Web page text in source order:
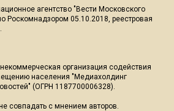
агентство "Вести Московского
Роскомнадзором 05.10.2018, реестровая
организация содействия
населения "Медиахолдинг
(ОГРН 1187700006328).
совпадать с мнением авторов.